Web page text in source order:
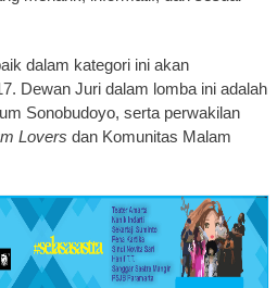
dalam kategori ini akan
Dewan Juri dalam lomba ini adalah
Sonobudoyo, serta perwakilan
Lovers dan Komunitas Malam